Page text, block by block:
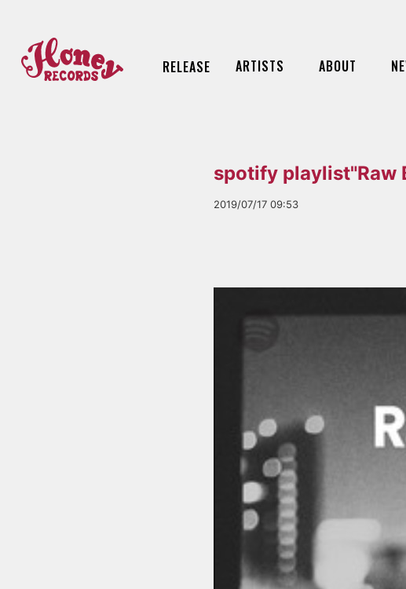
RELEASE ARTISTS ABOUT
spotify playlist"Raw
2019/07/17 09:53